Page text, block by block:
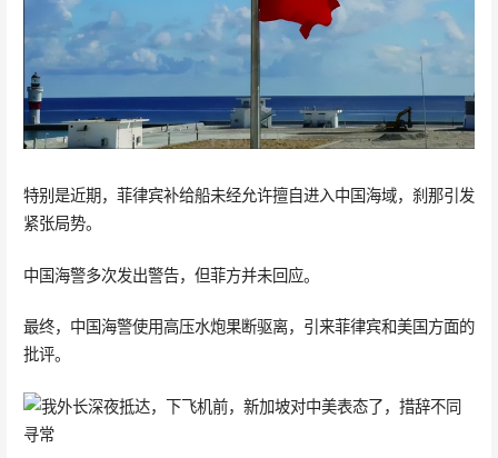
特别是近期，菲律宾补给船未经允许擅自进入中国海域，刹那引发
紧张局势。
中国海警多次发出警告，但菲方并未回应。
最终，中国海警使用高压水炮果断驱离，引来菲律宾和美国方面的
批评。